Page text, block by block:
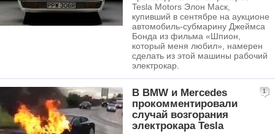
Tesla Motors Элон Маск,
купивший в сентябре на аукционе
автомобиль-субмарину Джеймса
Бонда из фильма «Шпион,
который меня любил», намерен
сделать из этой машины рабочий
электрокар.
1
В BMW и Mercedes
прокомментировали
случай возгорания
электрокара Tesla